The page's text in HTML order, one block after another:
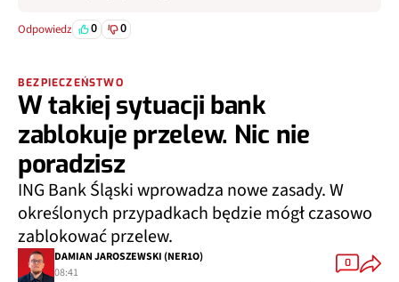
Odpowiedz 0 0
BEZPIECZEŃSTWO
W takiej sytuacji bank
zablokuje przelew. Nic nie
poradzisz
ING Bank Śląski wprowadza nowe zasady. W
określonych przypadkach będzie mógł czasowo
zablokować przelew.
DAMIAN JAROSZEWSKI (NER1O)
08:41
0